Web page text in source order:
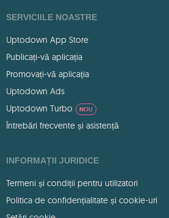
SERVICIILE NOASTRE
Uptodown App Store
Publicați-vă aplicația
Promovați-vă aplicația
Uptodown Ads
Uptodown Turbo
NOU
Întrebări frecvente și asistență
INFORMAȚII JURIDICE
Termeni și condiții pentru utilizatori
Politica de confidențialitate și cookie-uri